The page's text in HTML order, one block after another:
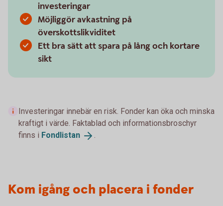
investeringar
Möjliggör avkastning på
överskottslikviditet
Ett bra sätt att spara på lång och kortare
sikt
Investeringar innebär en risk. Fonder kan öka och minska
kraftigt i värde. Faktablad och informationsbroschyr
finns i Fondlistan .
Kom igång och placera i fonder